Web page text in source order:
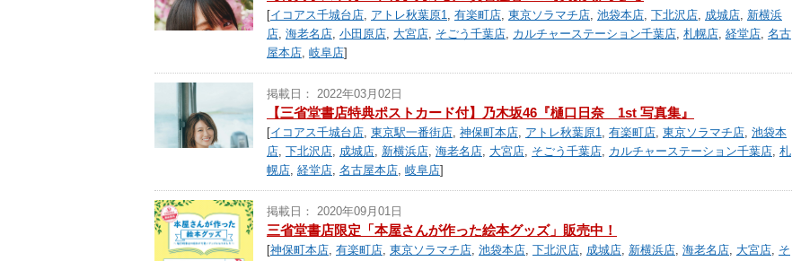
[イコアス千城台店, アトレ秋葉原1, 有楽町店, 東京ソラマチ店, 池袋本店, 下北沢店, 成城店, 新横浜
店, 海老名店, 小田原店, 大宮店, そごう千葉店, カルチャーステーション千葉店, 札幌店, 経堂店, 名古
屋本店, 岐阜店]
掲載日： 2022年03月02日
【三省堂書店特典ポストカード付】乃木坂46『樋口日奈 1st 写真集』
[イコアス千城台店, 東京駅一番街店, 神保町本店, アトレ秋葉原1, 有楽町店, 東京ソラマチ店, 池袋本
店, 下北沢店, 成城店, 新横浜店, 海老名店, 大宮店, そごう千葉店, カルチャーステーション千葉店, 札
幌店, 経堂店, 名古屋本店, 岐阜店]
掲載日： 2020年09月01日
三省堂書店限定「本屋さんが作った絵本グッズ」販売中！
[神保町本店, 有楽町店, 東京ソラマチ店, 池袋本店, 下北沢店, 成城店, 新横浜店, 海老名店, 大宮店, そ